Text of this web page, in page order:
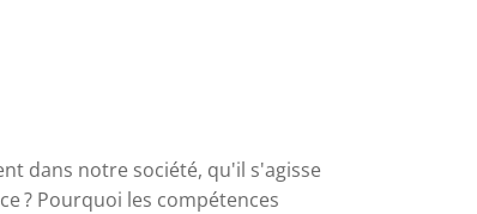
dans notre société, qu'il s'agisse
? Pourquoi les compétences